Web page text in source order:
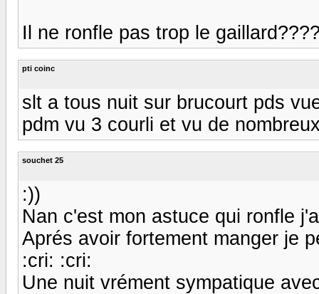
Il ne ronfle pas trop le
pti coinc
slt a tous nuit sur brucourt pds
pdm vu 3 courli et vu de
souchet 25
:))
Nan c'est mon astuce qui ronfle
Aprés avoir fortement manger je
:cri: :cri:
Une nuit vrément sympatique